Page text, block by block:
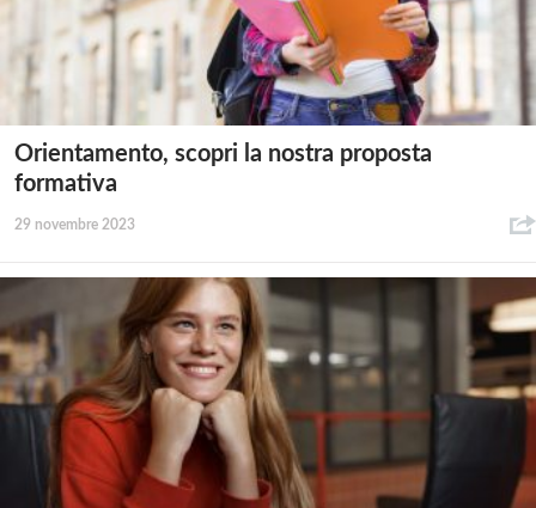
Orientamento, scopri la nostra proposta
formativa
29 novembre 2023